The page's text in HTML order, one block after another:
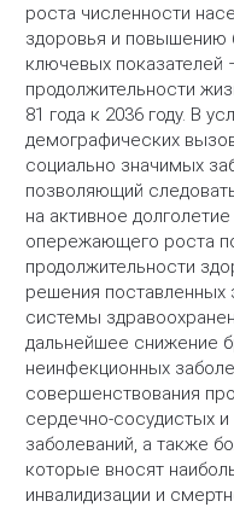
роста численности
здоровья и повышению
ключевых показателей
продолжительности
81 года к 2036 году. В
демографических
социально значимых
позволяющий
на активное
опережающего роста
продолжительности
решения поставленных
системы
дальнейшее снижение
неинфекционных
совершенствования
сердечно-сосудистых и
заболеваний, а также
которые вносят
инвалидизации и